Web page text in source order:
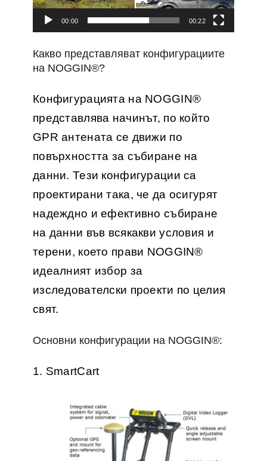
00:00 00:22
Какво представляват конфигурациите
на NOGGIN®?
Конфигурацията на NOGGIN®
представлява начинът, по който
GPR антената се движи по
повърхността за събиране на
данни. Тези конфигурации са
проектирани така, че да осигурят
надеждно и ефективно събиране
на данни във всякакви условия и
терени, което прави NOGGIN®
идеалният избор за
изследователски проекти по целия
свят.
Основни конфигурации на NOGGIN®:
1. SmartCart